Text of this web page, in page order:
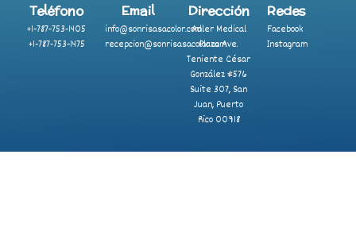
Teléfono
+1-787-753-1405
+1-787-753-1475
Email
info@sonrisasacolor.com
recepcion@sonrisasacolor.com
Dirección
Adler Medical
Plaza Ave.
Teniente César
González #576
Suite 307, San
Juan, Puerto
Rico 00918
Redes
Facebook
Instagram